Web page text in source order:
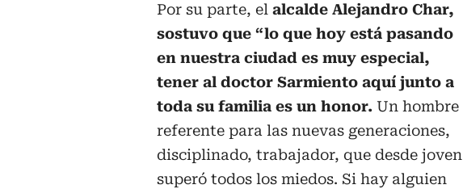
Por su parte, el alcalde Alejandro Char,
sostuvo que “lo que hoy está pasando
en nuestra ciudad es muy especial,
tener al doctor Sarmiento aquí junto a
toda su familia es un honor. Un hombre
referente para las nuevas generaciones,
disciplinado, trabajador, que desde joven
superó todos los miedos. Si hay alguien